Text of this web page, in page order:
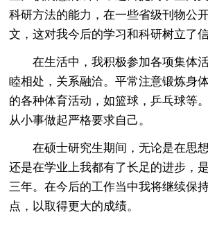
科研方法的能力，在一些省级刊物公
文，这对我今后的学习和科研树立了信
在生活中，我积极参加各项集体活
睦相处，关系融洽。平常注意锻炼身
的各种体育活动，如篮球，乒乓球等
从小事做起严格要求自己。
在硕士研究生期间，无论是在思
还是在学业上我都有了长足的进步，
三年。在今后的工作当中我将继续保
点，以取得更大的成绩。